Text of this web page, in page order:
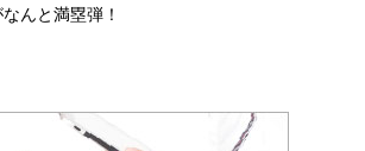
んと満塁弾！